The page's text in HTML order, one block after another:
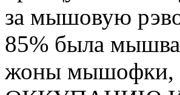
за мышовую
85% была
жоны мышофки,